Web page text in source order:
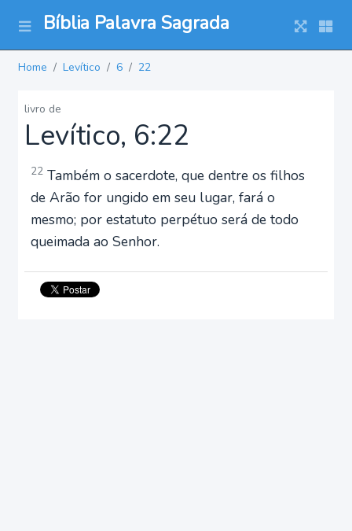
Bíblia Palavra Sagrada
Home Levítico 6 22
livro de
Levítico, 6:22
22 Também o sacerdote, que dentre os filhos
de Arão for ungido em seu lugar, fará o
mesmo; por estatuto perpétuo será de todo
queimada ao Senhor.